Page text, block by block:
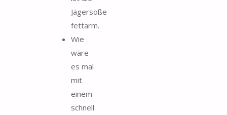
Jägersoße
fettarm.
Wie
wäre
es mal
mit
einem
schnell